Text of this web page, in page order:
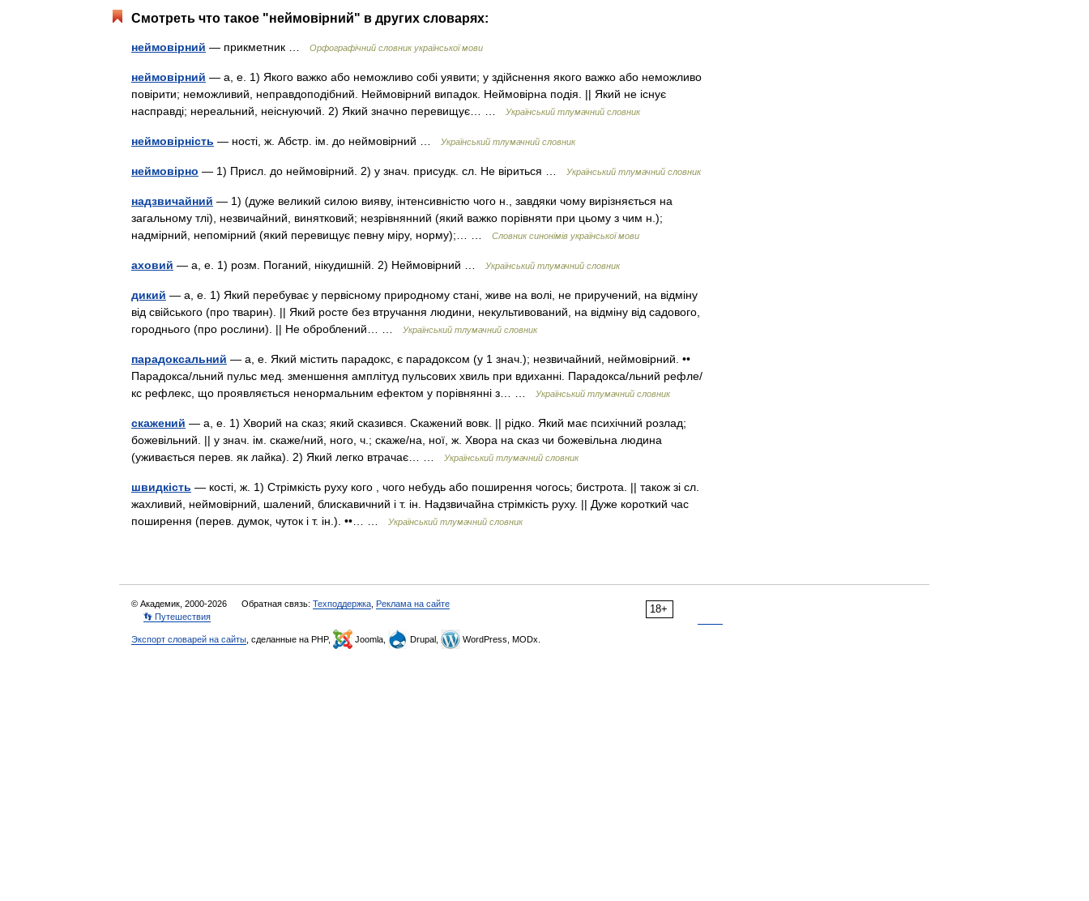
Смотреть что такое "неймовірний" в других словарях:
неймовірний — прикметник … Орфографічний словник української мови
неймовірний — а, е. 1) Якого важко або неможливо собі уявити; у здійснення якого важко або неможливо
повірити; неможливий, неправдоподібний. Неймовірний випадок. Неймовірна подія. || Який не існує
насправді; нереальний, неіснуючий. 2) Який значно перевищує… …
Український тлумачний словник
неймовірність — ності, ж. Абстр. ім. до неймовірний … Український тлумачний словник
неймовірно — 1) Присл. до неймовірний. 2) у знач. присудк. сл. Не віриться … Український тлумачний словник
надзвичайний — 1) (дуже великий силою вияву, інтенсивністю чого н., завдяки чому вирізняється на
загальному тлі), незвичайний, винятковий; незрівнянний (який важко порівняти при цьому з чим н.);
надмірний, непомірний (який перевищує певну міру, норму);… …
Словник синонімів української мови
аховий — а, е. 1) розм. Поганий, нікудишній. 2) Неймовірний … Український тлумачний словник
дикий — а, е. 1) Який перебуває у первісному природному стані, живе на волі, не приручений, на відміну
від свійського (про тварин). || Який росте без втручання людини, некультивований, на відміну від садового,
городнього (про рослини). || Не оброблений… …
Український тлумачний словник
парадоксальний — а, е. Який містить парадокс, є парадоксом (у 1 знач.); незвичайний, неймовірний. ••
Парадокса/льний пульс мед. зменшення амплітуд пульсових хвиль при вдиханні. Парадокса/льний рефле/
кс рефлекс, що проявляється ненормальним ефектом у порівнянні з… …
Український тлумачний словник
скажений — а, е. 1) Хворий на сказ; який сказився. Скажений вовк. || рідко. Який має психічний розлад;
божевільний. || у знач. ім. скаже/ний, ного, ч.; скаже/на, ної, ж. Хвора на сказ чи божевільна людина
(уживається перев. як лайка). 2) Який легко втрачає… …
Український тлумачний словник
швидкість — кості, ж. 1) Стрімкість руху кого , чого небудь або поширення чогось; бистрота. || також зі сл.
жахливий, неймовірний, шалений, блискавичний і т. ін. Надзвичайна стрімкість руху. || Дуже короткий час
поширення (перев. думок, чуток і т. ін.). ••… …
Український тлумачний словник
18+
© Академик, 2000-2026 Обратная связь: Техподдержка Реклама на сайте
👣 Путешествия
Экспорт словарей на сайты , сделанные на PHP, Joomla, Drupal, WordPress, MODx.